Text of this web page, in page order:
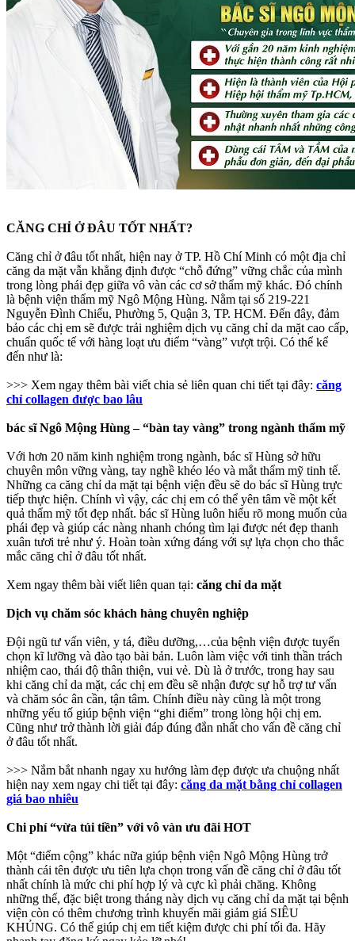
CĂNG CHỈ Ở ĐÂU TỐT NHẤT?
Căng chỉ ở đâu tốt nhất, hiện nay ở TP. Hồ Chí Minh có một địa chỉ
căng da mặt vẫn khẳng định được “chỗ đứng” vững chắc của mình
trong lòng phái đẹp giữa vô vàn các cơ sở thẩm mỹ khác. Đó chính
là bệnh viện thẩm mỹ Ngô Mộng Hùng. Nằm tại số 219-221
Nguyễn Đình Chiểu, Phường 5, Quận 3, TP. HCM. Đến đây, đảm
bảo các chị em sẽ được trải nghiệm dịch vụ căng chỉ da mặt cao cấp,
chuẩn quốc tế với hàng loạt ưu điểm “vàng” vượt trội. Có thể kể
đến như là:
>>> Xem ngay thêm bài viết chia sẻ liên quan chi tiết tại đây: căng
chỉ collagen được bao lâu
bác sĩ Ngô Mộng Hùng – “bàn tay vàng” trong ngành thẩm mỹ
Với hơn 20 năm kinh nghiệm trong ngành, bác sĩ Hùng sở hữu
chuyên môn vững vàng, tay nghề khéo léo và mắt thẩm mỹ tinh tế.
Những ca căng chỉ da mặt tại bệnh viện đều sẽ do bác sĩ Hùng trực
tiếp thực hiện. Chính vì vậy, các chị em có thể yên tâm về một kết
quả thẩm mỹ tốt đẹp nhất. bác sĩ Hùng luôn hiểu rõ mong muốn của
phái đẹp và giúp các nàng nhanh chóng tìm lại được nét đẹp thanh
xuân tươi trẻ như ý. Hoàn toàn xứng đáng với sự lựa chọn cho thắc
mắc căng chỉ ở đâu tốt nhất.
Xem ngay thêm bài viết liên quan tại: căng chỉ da mặt
Dịch vụ chăm sóc khách hàng chuyên nghiệp
Đội ngũ tư vấn viên, y tá, điều dưỡng,…của bệnh viện được tuyển
chọn kĩ lưỡng và đào tạo bài bản. Luôn làm việc với tinh thần trách
nhiệm cao, thái độ thân thiện, vui vẻ. Dù là ở trước, trong hay sau
khi căng chỉ da mặt, các chị em đều sẽ nhận được sự hỗ trợ tư vấn
và chăm sóc ân cần, tận tâm. Chính điều này cũng là một trong
những yếu tố giúp bệnh viện “ghi điểm” trong lòng hội chị em.
Cũng như trở thành lời giải đáp đúng đắn nhất cho vấn đề căng chỉ
ở đâu tốt nhất.
>>> Nắm bắt nhanh ngay xu hướng làm đẹp được ưa chuộng nhất
hiện nay xem ngay chi tiết tại đây: căng da mặt bằng chỉ collagen
giá bao nhiêu
Chi phí “vừa túi tiền” với vô vàn ưu đãi HOT
Một “điểm cộng” khác nữa giúp bệnh viện Ngô Mộng Hùng trở
thành cái tên được ưu tiên lựa chọn trong vấn đề căng chỉ ở đâu tốt
nhất chính là mức chi phí hợp lý và cực kì phải chăng. Không
những thế, đặc biệt trong tháng này dịch vụ căng chỉ da mặt tại bệnh
viện còn có thêm chương trình khuyến mãi giảm giá SIÊU
KHỦNG. Có thể giúp chị em tiết kiệm được chi phí tối đa. Hãy